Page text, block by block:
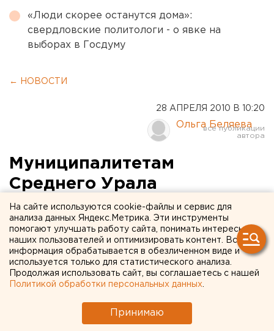
«Люди скорее останутся дома»:
свердловские политологи - о явке на
выборах в Госдуму
← НОВОСТИ
28 АПРЕЛЯ 2010 В 10:20
Ольга Беляева
Муниципалитетам
Среднего Урала
рекомендовано закончить
отопительный сезон после
10 мая
Министерство энергетики и ЖКХ Свердловской
области рекомендует муниципальным
образованиям области завершить отопительный
сезон после 10 мая с учетом температуры
На сайте используются cookie-файлы и сервис для
анализа данных Яндекс.Метрика. Эти инструменты
помогают улучшать работу сайта, понимать интересы
наших пользователей и оптимизировать контент. Вся
информация обрабатывается в обезличенном виде и
используется только для статистического анализа.
Продолжая использовать сайт, вы соглашаетесь с нашей
Политикой обработки персональных данных
Принимаю